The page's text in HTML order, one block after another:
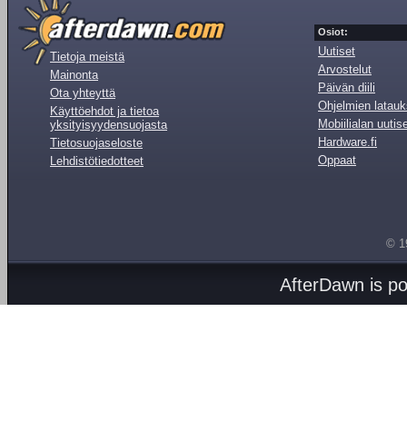
Tietoja meistä
Mainonta
Ota yhteyttä
Käyttöehdot ja tietoa
yksityisyydensuojasta
Tietosuojaseloste
Lehdistötiedotteet
Osiot:
Uutiset
Arvostelut
Päivän diili
Ohjelmien
Mobiilialan
Hardware.fi
Oppaat
©
AfterDawn is